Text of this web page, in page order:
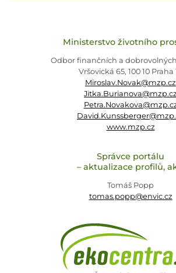
Ministerstvo životního
Odbor finančních a
Vršovická 65, 100 10 Praha
Miroslav.Novak@mzp.cz
Jitka.Burianova@mzp.cz
www.mzp.cz
Správce portálu
– aktualizace profilů,
Tomáš Popp
tomas.popp@envic.cz